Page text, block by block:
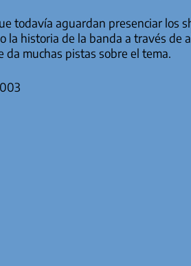
todavía aguardan presenciar los
la historia de la banda a través de
muchas pistas sobre el tema.